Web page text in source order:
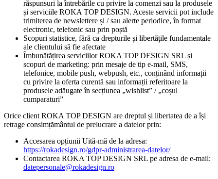
răspunsuri la întrebările cu privire la comenzi sau la produsele
și serviciile ROKA TOP DESIGN. Aceste servicii pot include
trimiterea de newslettere și / sau alerte periodice, în format
electronic, telefonic sau prin poștă
Scopuri statistice, fără ca drepturile și libertățile fundamentale
ale clientului să fie afectate
Îmbunătățirea serviciilor ROKA TOP DESIGN SRL și
scopuri de marketing: prin mesaje de tip e-mail, SMS,
telefonice, mobile push, webpush, etc., conținând informații
cu privire la oferta curentă sau informații referitoare la
produsele adăugate în secțiunea „wishlist” / „coșul
cumparaturi”
Orice client ROKA TOP DESIGN are dreptul și libertatea de a își
retrage consimțământul de prelucrare a datelor prin:
Accesarea opțiunii Uită-mă de la adresa:
https://rokadesign.ro/gdpr-administrarea-datelor/
Contactarea ROKA TOP DESIGN SRL pe adresa de e-mail:
datepersonale@rokadesign.ro